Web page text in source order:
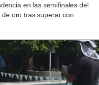
en las semifinales del
oro tras superar con